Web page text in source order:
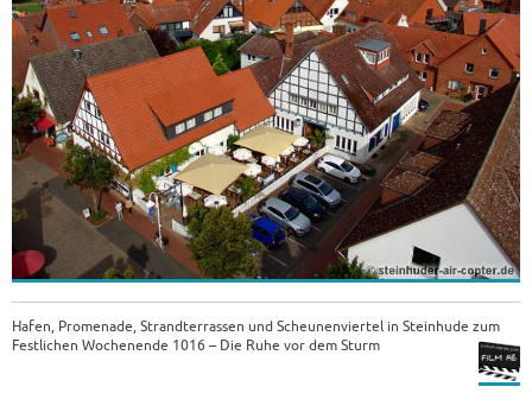
Hafen, Promenade, Strandterrassen und Scheunenviertel in Steinhude zum
Festlichen Wochenende 1016 – Die Ruhe vor dem Sturm